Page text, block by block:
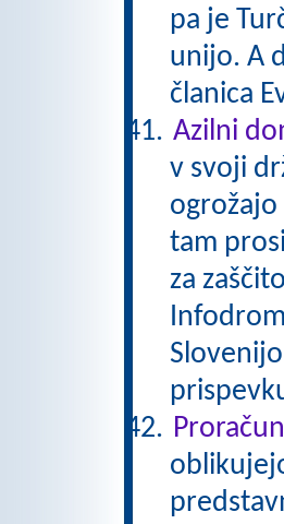
pa je
unijo. A
članica
Azilni
v svoji
ogrožajo
tam
za
Proračun